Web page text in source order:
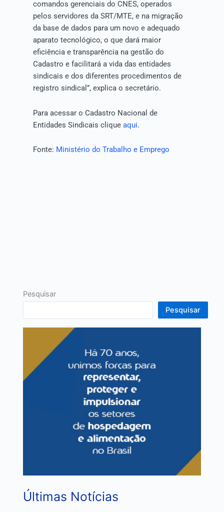
comandos gerenciais do CNES, operados
pelos servidores da SRT/MTE, e na migração
da base de dados para um novo e adequado
aparato tecnológico, o que dará maior
eficiência e transparência na gestão do
Cadastro e facilitará a vida das entidades
sindicais e dos diferentes procedimentos de
registro sindical”, explica o secretário.
Para acessar o Cadastro Nacional de
Entidades Sindicais clique aqui.
Fonte: Ministério do Trabalho e Emprego
Pesquisar
Pesquisar
Últimas Notícias